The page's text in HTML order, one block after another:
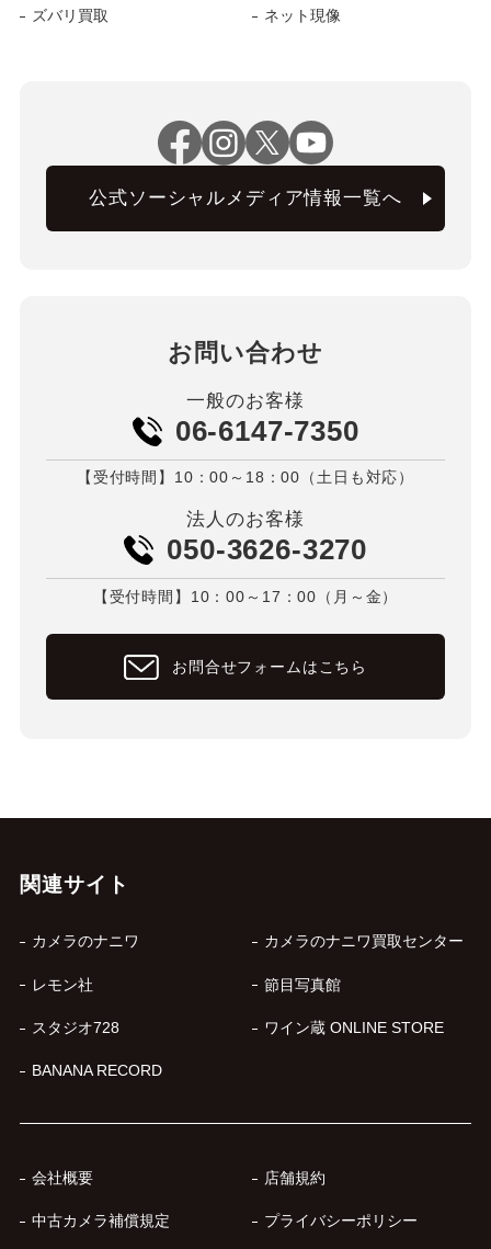
ズバリ買取 ネット現像
公式ソーシャルメディア情報一覧へ
お問い合わせ
一般のお客様
06-6147-7350
【受付時間】10：00～18：00（土日も対応）
法人のお客様
050-3626-3270
【受付時間】10：00～17：00（月～金）
お問合せフォームはこちら
関連サイト
カメラのナニワ カメラのナニワ買取センター
レモン社 節目写真館
スタジオ728 ワイン蔵 ONLINE STORE
BANANA RECORD
会社概要 店舗規約
中古カメラ補償規定 プライバシーポリシー